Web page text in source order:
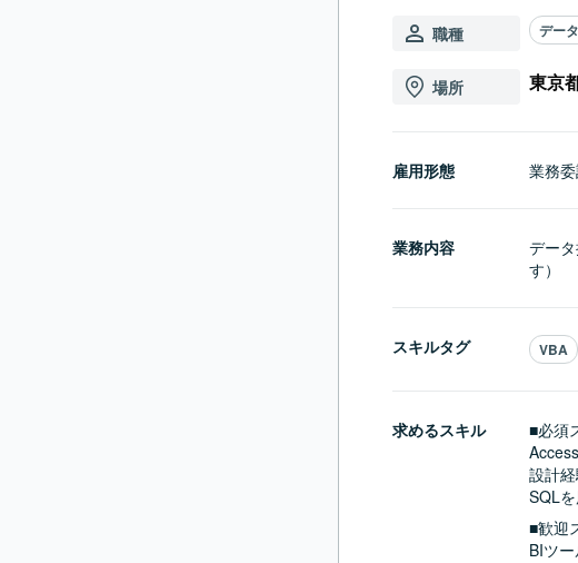
職種 デー
場所 東京
雇用形態 業務
業務内容
デー
す）
スキルタグ VBA
求めるスキル
■必須
設計
SQL
■歓迎
BIツ